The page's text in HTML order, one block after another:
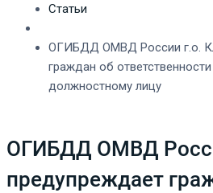
Статьи
ОГИБДД ОМВД России г.о.
граждан об
должностному лицу
ОГИБДД ОМВД
предупреждает